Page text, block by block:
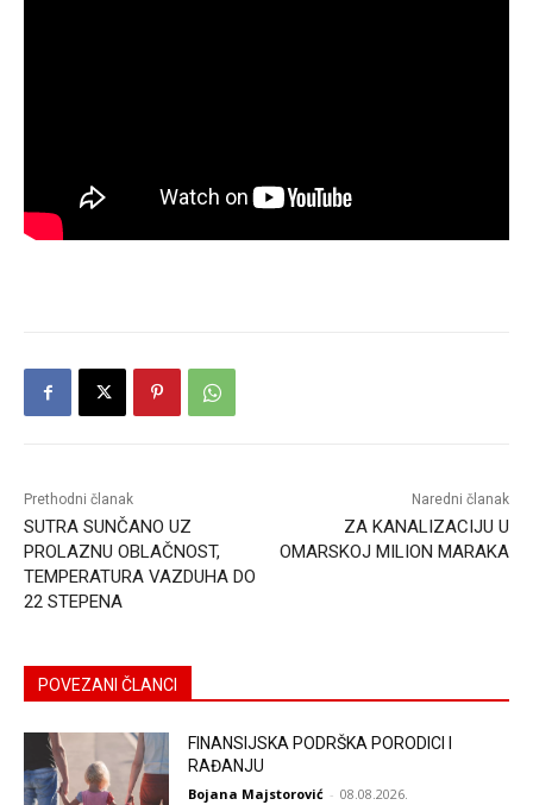
Prethodni članak
SUTRA SUNČANO UZ
PROLAZNU OBLAČNOST,
TEMPERATURA VAZDUHA DO
22 STEPENA
Naredni članak
ZA KANALIZACIJU U
OMARSKOJ MILION MARAKA
POVEZANI ČLANCI
FINANSIJSKA PODRŠKA PORODICI I
RAĐANJU
Bojana Majstorović - 08.08.2026.